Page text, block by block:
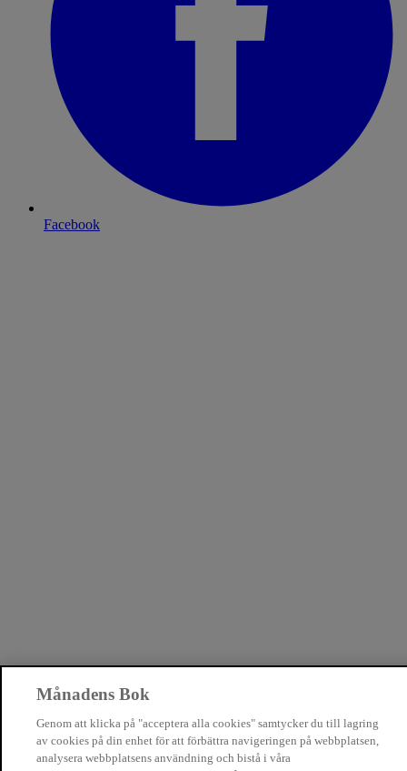
Facebook
Månadens Bok
Genom att klicka på "acceptera alla cookies" samtycker du till lagring
av cookies på din enhet för att förbättra navigeringen på webbplatsen,
analysera webbplatsens användning och bistå i våra